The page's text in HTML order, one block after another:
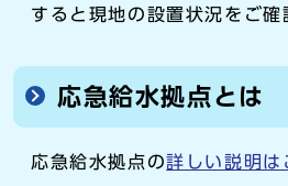
すると現地の設置状況をご確
応急給水拠点とは
応急給水拠点の詳しい説明は